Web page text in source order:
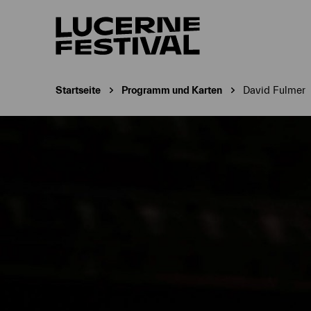
Startseite Programm und Karten Aktuelle
David Fulmer